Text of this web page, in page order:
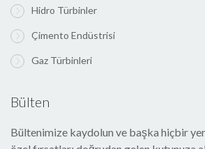
Hidro Türbinler
Çimento Endüstrisi
Gaz Türbinleri
Bülten
Bültenimize kaydolun ve başka hiçbir